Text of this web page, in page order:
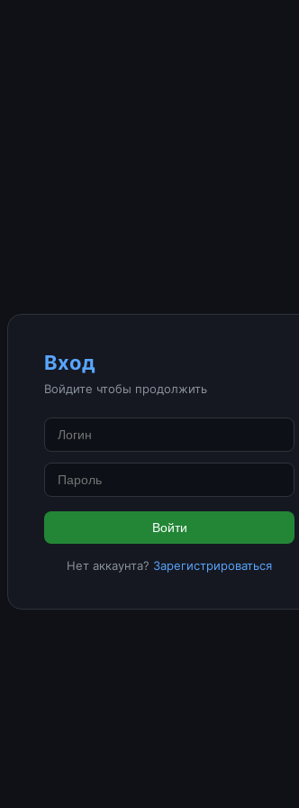
Вход
Войдите чтобы продолжить
Войти
Нет аккаунта? Зарегистрироваться